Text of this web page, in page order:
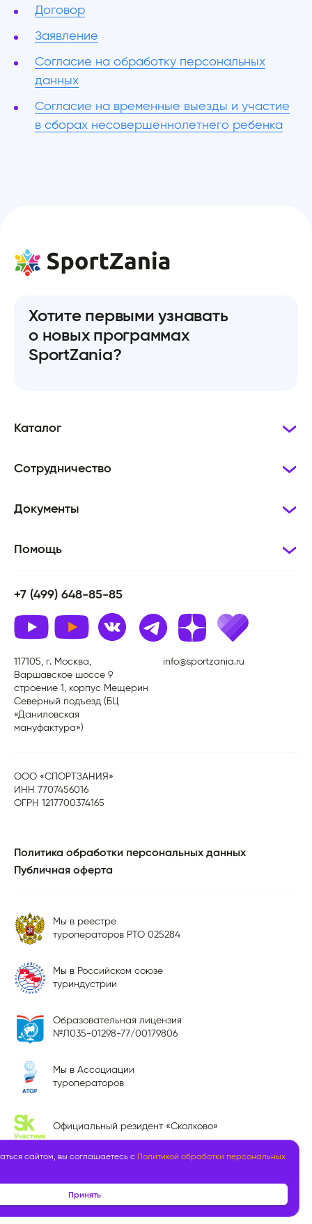
Договор
Заявление
Согласие на обработку персональных
данных
Согласие на временные выезды и участие
в сборах несовершеннолетнего ребенка
сайтом, вы соглашаетесь с Политикой обработки персональных
Принять
Хотите первыми узнавать
о новых программах
SportZania?
Каталог
Сотрудничество
Документы
Помощь
+7 (499) 648-85-85
117105, г. Москва,
Варшавское шоссе 9
строение 1, корпус Мещерин
Северный подъезд (БЦ
«Даниловская
мануфактура»)
info@sportzania.ru
ООО «СПОРТЗАНИЯ»
ИНН 7707456016
ОГРН 1217700374165
Политика обработки персональных данных
Публичная оферта
Мы в реестре
туроператоров РТО 025284
Мы в Российском союзе
туриндустрии
Образовательная лицензия
№Л035-01298-77/00179806
Мы в Ассоциации
туроператоров
Официальный резидент «Сколково»